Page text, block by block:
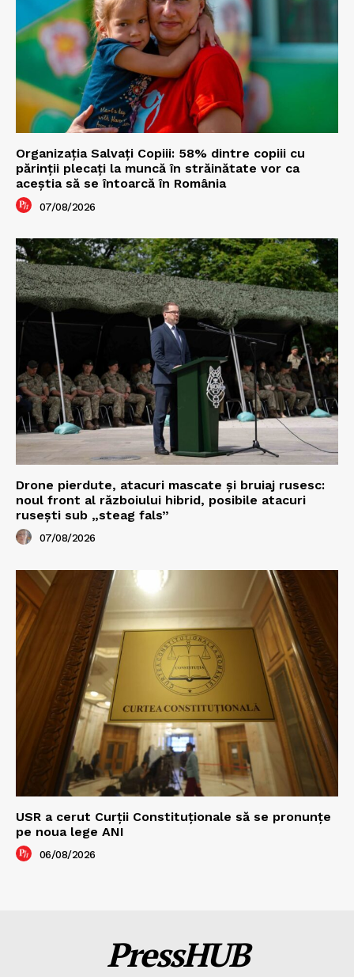
Organizația Salvați Copiii: 58% dintre copiii cu
părinții plecați la muncă în străinătate vor ca
aceștia să se întoarcă în România
07/08/2026
Drone pierdute, atacuri mascate și bruiaj rusesc:
noul front al războiului hibrid, posibile atacuri
rusești sub „steag fals”
07/08/2026
USR a cerut Curții Constituționale să se pronunțe
pe noua lege ANI
06/08/2026
PressHUB